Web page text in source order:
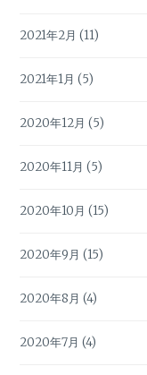
2021年2月 (11)
2021年1月 (5)
2020年12月 (5)
2020年11月 (5)
2020年10月 (15)
2020年9月 (15)
2020年8月 (4)
2020年7月 (4)